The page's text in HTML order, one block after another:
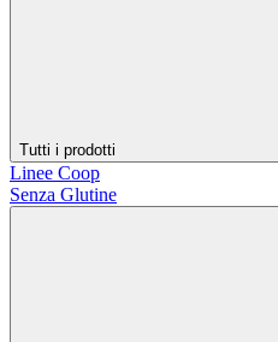
Tutti i prodotti
Linee Coop
Senza Glutine